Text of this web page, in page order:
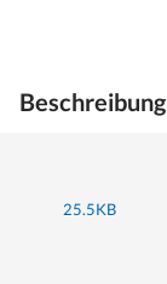
Beschreibung
25.5KB